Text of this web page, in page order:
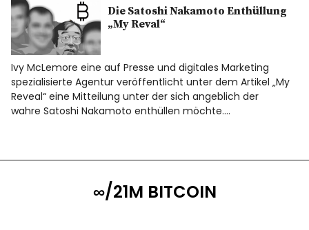
Die Satoshi Nakamoto Enthüllung
„My Reval“
Ivy McLemore eine auf Presse und digitales Marketing
spezialisierte Agentur veröffentlicht unter dem Artikel „My
Reveal“ eine Mitteilung unter der sich angeblich der
wahre Satoshi Nakamoto enthüllen möchte.…
∞/21M BITCOIN